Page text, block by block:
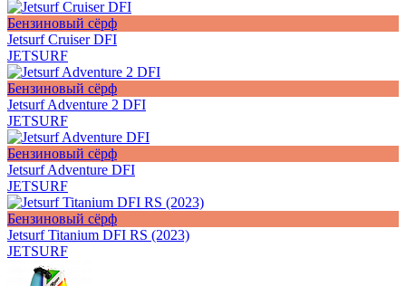
Бензиновый сёрф
Jetsurf Cruiser DFI
JETSURF
Бензиновый сёрф
Jetsurf Adventure 2 DFI
JETSURF
Бензиновый сёрф
Jetsurf Adventure DFI
JETSURF
Бензиновый сёрф
Jetsurf Titanium DFI RS (2023)
JETSURF